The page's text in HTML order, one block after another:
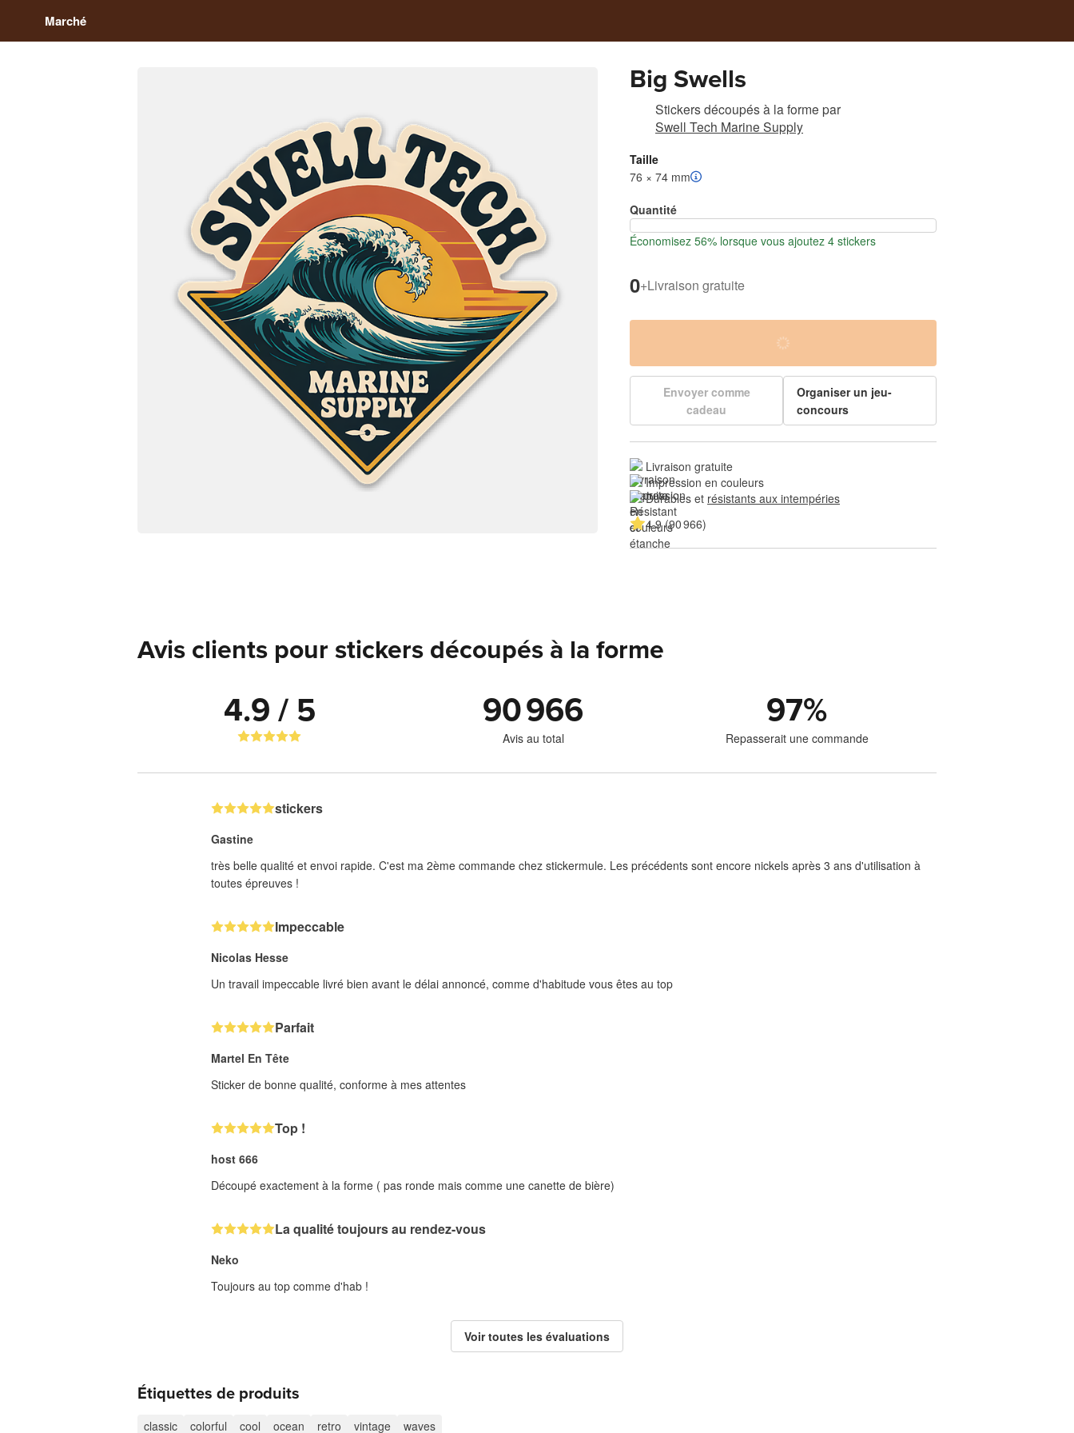
Marché
Big Swells
Stickers découpés à la forme par
Swell Tech Marine Supply
Taille
76 × 74 mm
Quantité
Économisez 56% lorsque vous ajoutez 4 stickers
0+Livraison gratuite
Envoyer comme
cadeau
Organiser un jeu-
concours
Livraison gratuite
Impression en couleurs
Durables et résistants aux intempéries
4.9 (90 966)
Avis clients pour stickers découpés à la forme
4.9 / 5 90 966
Avis au total
97%
Repasserait une commande
stickers
Gastine
très belle qualité et envoi rapide. C'est ma 2ème commande chez stickermule. Les précédents sont encore nickels après 3 ans d'utilisation à
toutes épreuves !
Impeccable
Nicolas Hesse
Un travail impeccable livré bien avant le délai annoncé, comme d'habitude vous êtes au top
Parfait
Martel En Tête
Sticker de bonne qualité, conforme à mes attentes
Top !
host 666
Découpé exactement à la forme ( pas ronde mais comme une canette de bière)
La qualité toujours au rendez-vous
Neko
Toujours au top comme d'hab !
Voir toutes les évaluations
Étiquettes de produits
classic colorful cool ocean retro vintage waves